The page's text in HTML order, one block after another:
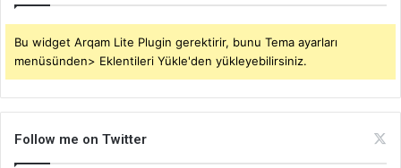
Bu widget Arqam Lite Plugin gerektirir, bunu Tema ayarları
menüsünden> Eklentileri Yükle'den yükleyebilirsiniz.
Follow me on Twitter